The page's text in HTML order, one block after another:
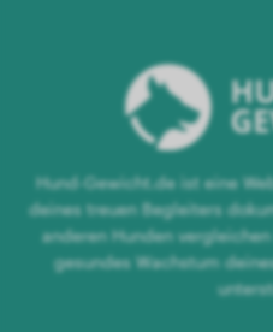
Hund-Gewicht.de ist eine
deines treuen Begleiters
anderen Hunden
gesundes Wachstum